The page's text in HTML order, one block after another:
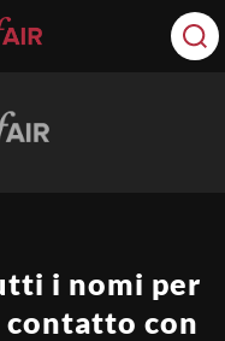
i nomi per
con